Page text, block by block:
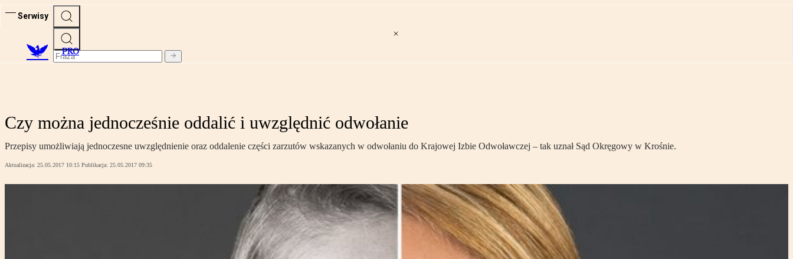
Serwisy
PRO
Czy można jednocześnie oddalić i uwzględnić odwołanie
Przepisy umożliwiają jednoczesne uwzględnienie oraz oddalenie części zarzutów wskazanych w odwołaniu do Krajowej Izbie Odwoławczej – tak uznał Sąd Okręgowy w Krośnie.
Aktualizacja: 25.05.2017 10:15 Publikacja: 25.05.2017 09:35